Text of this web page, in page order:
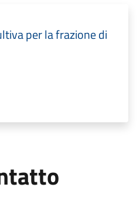
per la frazione di